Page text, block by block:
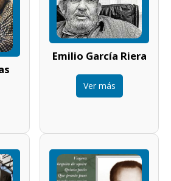
Emilio García Riera
Ver más